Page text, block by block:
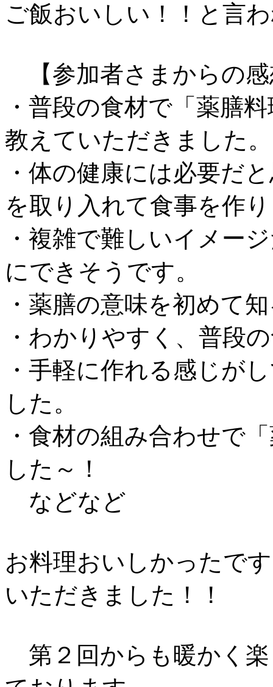
ご飯おいしい！！と言
【参加者さまからの
・普段の食材で「薬膳
教えていただきました。
・体の健康には必要だ
を取り入れて食事を作
・複雑で難しいイメー
にできそうです。
・薬膳の意味を初めて
・わかりやすく、普段
・手軽に作れる感じが
した。
・食材の組み合わせで
した～！
などなど
お料理おいしかったで
いただきました！！
第２回からも暖かく